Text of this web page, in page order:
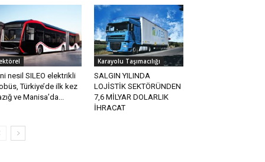
nesil SILEO elektrikli
Türkiye’de ilk kez
ve Manisa’da...
Karayolu Taşımacılığı
SALGIN YILINDA
LOJİSTİK SEKTÖRÜNDEN
7,6 MİLYAR DOLARLIK
İHRACAT